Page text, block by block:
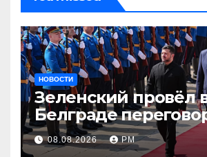
НОВОСТИ
Зеленский провёл
Белграде
Вучичем
08.08.2026 РМ